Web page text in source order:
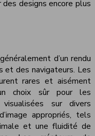
designs encore plus
d’un rendu
et des navigateurs. Les
rares et aisément
choix sûr pour les
sur divers
appropriés, tels
et une fluidité de